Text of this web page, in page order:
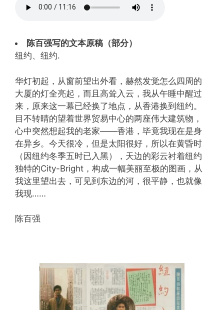
陈百强写的文本原稿（部分）
纽约、纽约.
华灯初起，从窗前望出外看，赫然发觉怎么四周的
大厦的灯全亮起，而且高耸入云，我从午睡中醒过
来，原来这一幕已经换了地点，从香港换到纽约。
目不转睛的望着世界贸易中心的两座伟大建筑物，
心中突然想起我的老家——香港，毕竟我现在是身
在异乡。今天很冷，但是太阳很好，所以在黄昏时
（因纽约冬季五时已入黑），天边的彩云衬着纽约
独特的City-Bright，构成一幅美丽至极的图画，从
我这里望出去，可见到东边的河，很平静，也就像
我现……
陈百强